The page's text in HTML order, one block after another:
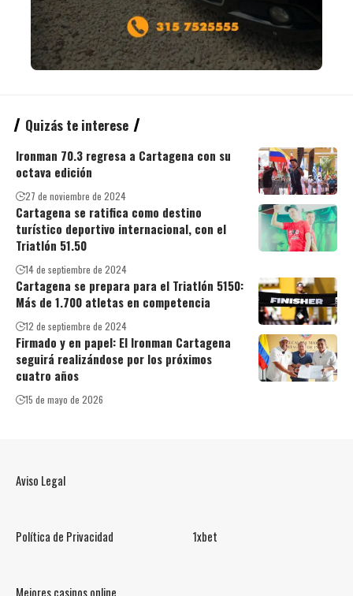
Quizás te interese
Ironman 70.3 regresa a Cartagena con su
octava edición
27 de noviembre de 2024
Cartagena se ratifica como destino
turístico deportivo internacional, con el
Triatlón 51.50
14 de septiembre de 2024
Cartagena se prepara para el Triatlón 5150:
Más de 1.700 atletas en competencia
12 de septiembre de 2024
Firmado y en papel: El Ironman Cartagena
seguirá realizándose por los próximos
cuatro años
15 de mayo de 2026
Aviso Legal
Política de Privacidad 1xbet
Mejores casinos online